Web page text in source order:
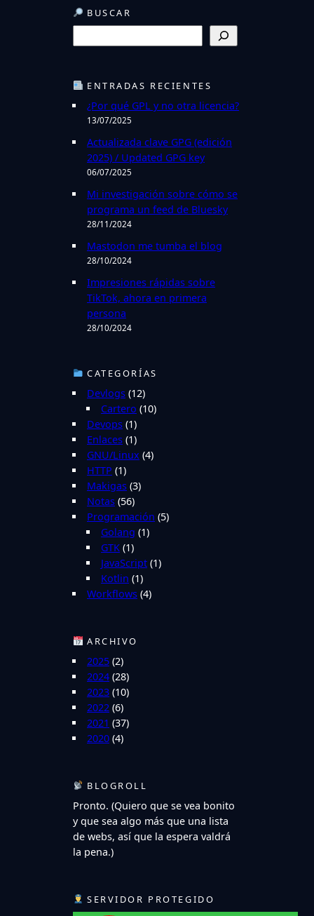
BUSCAR
u
c
a
r
ENTRADAS RECIENTES
¿Por qué GPL y no otra licencia?
13/07/2025
Actualizada clave GPG (edición
2025) / Updated GPG key
06/07/2025
Mi investigación sobre cómo se
programa un feed de Bluesky
28/11/2024
Mastodon me tumba el blog
28/10/2024
Impresiones rápidas sobre
TikTok, ahora en primera
persona
28/10/2024
CATEGORÍAS
Devlogs (12)
Cartero (10)
Devops (1)
Enlaces (1)
GNU/Linux (4)
HTTP (1)
Makigas (3)
Notas (56)
Programación (5)
Golang (1)
GTK (1)
JavaScript (1)
Kotlin (1)
Workflows (4)
ARCHIVO
2025 (2)
2024 (28)
2023 (10)
2022 (6)
2021 (37)
2020 (4)
BLOGROLL
Pronto. (Quiero que se vea bonito
y que sea algo más que una lista
de webs, así que la espera valdrá
la pena.)
SERVIDOR PROTEGIDO